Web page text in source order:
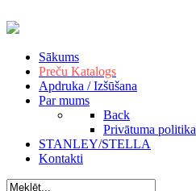
Sākums
Preču Katalogs
Apdruka / Izšūšana
Par mums
Back
Privātuma politika
STANLEY/STELLA
Kontakti